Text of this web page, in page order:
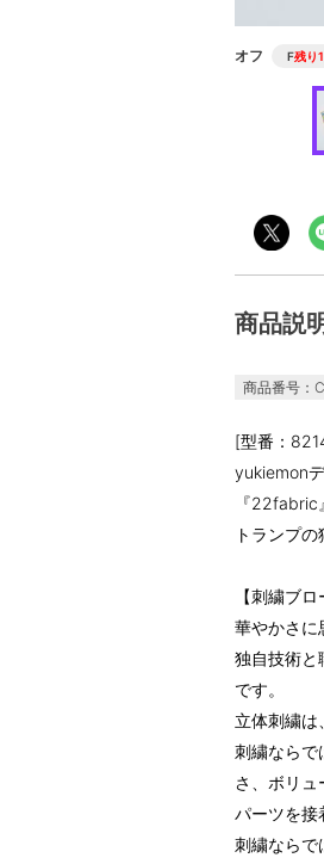
オフ F残り
商品説
商品番号：
[型番：
yukiemon
『22fabric
トランプ
【刺繍ブ
華やかさに
独自技術と
です。
立体刺繍は
刺繍ならで
さ、ボリュ
パーツを接
刺繍ならで